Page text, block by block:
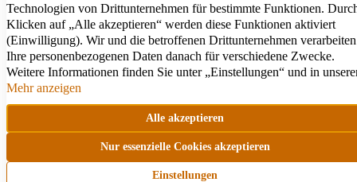
Jeder amarc21Franchisepartner ist ein rechtlich
selbstständiger Unternehmer.